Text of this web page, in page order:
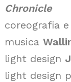
Chronicle
coreografia
musica
light design
light design